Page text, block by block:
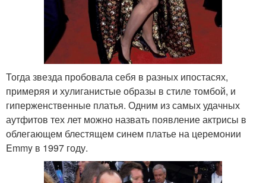
Тогда звезда пробовала себя в разных ипостасях,
примеряя и хулиганистые образы в стиле томбой, и
гиперженственные платья. Одним из самых удачных
аутфитов тех лет можно назвать появление актрисы в
облегающем блестящем синем платье на церемонии
Emmy в 1997 году.